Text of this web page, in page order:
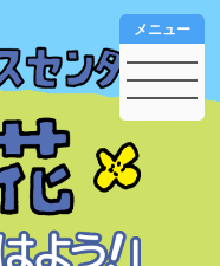
メニュー